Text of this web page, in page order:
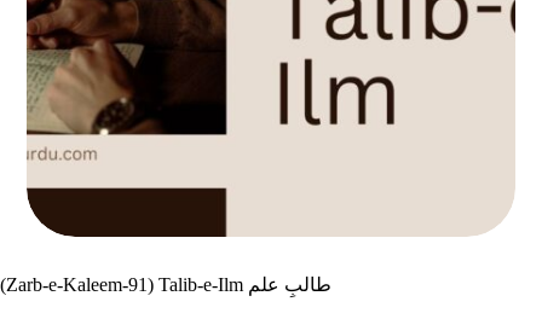
(Zarb-e-Kaleem-91) Talib-e-Ilm طالبِ علم